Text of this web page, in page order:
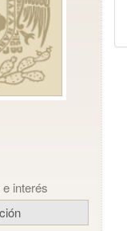
interés